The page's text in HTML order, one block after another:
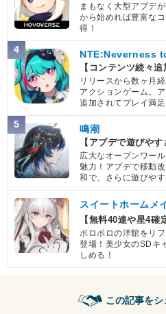
まもなく大型アプデ
から始めれば豊富な
得！
4 NTE:Neverness
【コンテンツ続々追
リリースから数ヶ月
アクションゲーム。
追加されてプレイ満足
5 鳴潮
【アプデで遊びやす
広大なオープンワー
魅力！アプデで移動
和で、さらに遊びやす
スイートホームメ
【無料40連や星4確
ボロボロの洋館をリ
登場！美少女のSDキ
しめる！
この記事をシ